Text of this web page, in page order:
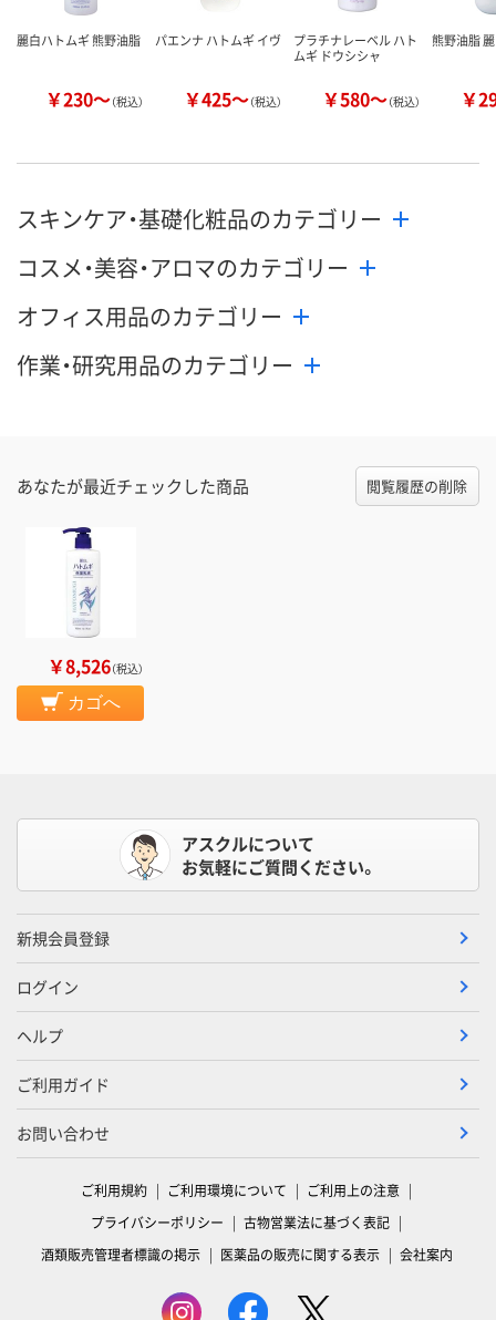
麗白ハトムギ 熊野油脂
￥230～（税込）
パエンナ ハトムギ イヴ
￥425～（税込）
プラチナレーベル ハト
ムギ ドウシシャ
￥580～（税込）
熊野油脂
￥
スキンケア・基礎化粧品のカテゴリー
コスメ・美容・アロマのカテゴリー
オフィス用品のカテゴリー
作業・研究用品のカテゴリー
あなたが最近チェックした商品 閲覧履歴の削除
￥8,526（税込）
カゴへ
アスクルについて
お気軽にご質問ください。
新規会員登録
ログイン
ヘルプ
ご利用ガイド
お問い合わせ
ご利用規約 ご利用環境について
ご利用上の注意
プライバシーポリシー
古物営業法に基づく表記
酒類販売管理者標識の掲示
医薬品の販売に関する表示 会社案内